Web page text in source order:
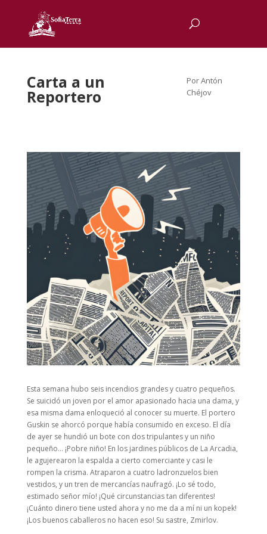
Carta a un
Reportero
Por Antón
Chéjov
Esta semana hubo seis incendios grandes y cuatro pequeños.
Se suicidó un joven por el amor apasionado hacia una dama, y
esa misma dama enloqueció al conocer su muerte. El portero
Guskin se ahorcó porque había consumido en exceso. El día
de ayer se hundió un bote con dos tripulantes y un niño
pequeño… ¡Pobre niño! En los jardines públicos de La Arcadia,
le agujerearon la espalda a cierto comerciante y casi le
rompen la crisma. Atraparon a cuatro ladronzuelos bien
vestidos, y un tren de mercancías naufragó. ¡Lo sé todo,
estimado señor mío! ¡Qué circunstancias tan diferentes!
¡Cuánto dinero tiene usted ahora y no me da a mí ni un kopek!
¡Los buenos caballeros no hacen eso! Su sastre, Zmirlov.